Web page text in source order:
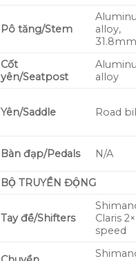
Pô tăng/Stem
alloy,
Cốt
yên/Seatpost
alloy
Yên/Saddle Road
Bàn đạp/Pedals N/A
BỘ TRUYỀN ĐỘNG
Tay đề/Shifters
Claris
speed